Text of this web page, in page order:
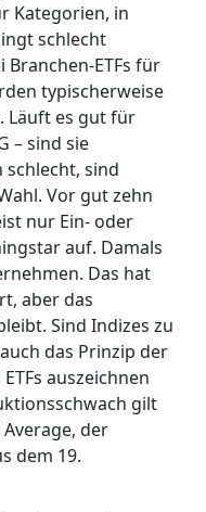
Kategorien, in
schlecht
ETFs für
typischerweise
Läuft es gut für
– sind sie
schlecht, sind
Vor gut zehn
nur Ein- oder
auf. Damals
Das hat
aber das
Sind Indizes zu
das Prinzip der
auszeichnen
gilt
der
dem 19.